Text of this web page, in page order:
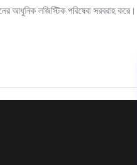
আধুনিক লজিস্টিক পরিষেবা সরবরাহ করে।